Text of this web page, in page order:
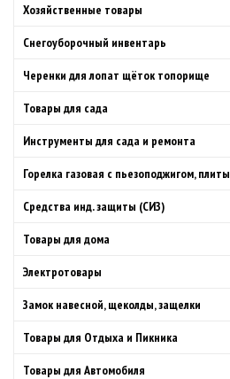
Хозяйственные товары
Снегоуборочный инвентарь
Черенки для лопат щёток топорище
Товары для сада
Инструменты для сада и ремонта
Горелка газовая с пьезоподжигом, плиты
Средства инд. защиты (СИЗ)
Товары для дома
Электротовары
Замок навесной, щеколды, защелки
Товары для Отдыха и Пикника
Товары для Автомобиля